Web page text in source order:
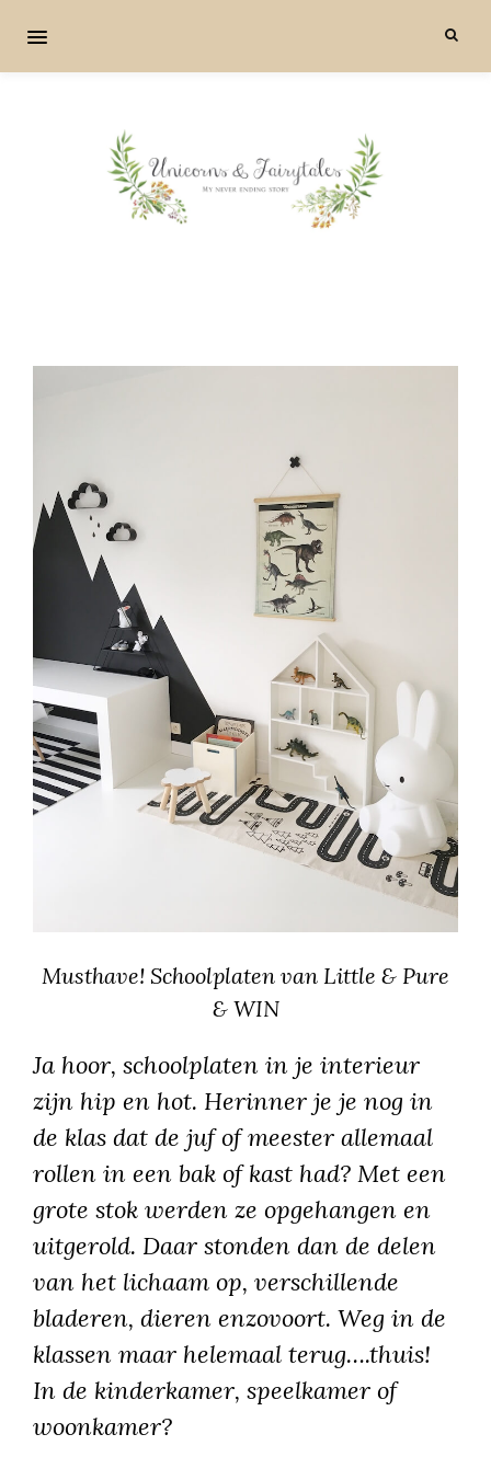
Musthave! Schoolplaten van Little & Pure
& WIN
Ja hoor, schoolplaten in je interieur
zijn hip en hot. Herinner je je nog in
de klas dat de juf of meester allemaal
rollen in een bak of kast had? Met een
grote stok werden ze opgehangen en
uitgerold. Daar stonden dan de delen
van het lichaam op, verschillende
bladeren, dieren enzovoort. Weg in de
klassen maar helemaal terug….thuis!
In de kinderkamer, speelkamer of
woonkamer?